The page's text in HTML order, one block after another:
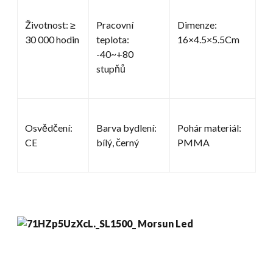
Životnost: ≥
30 000 hodin
Pracovní
teplota:
-40~+80
stupňů
Dimenze:
16×4.5×5.5Cm
Osvědčení:
CE
Barva bydlení:
bílý, černý
Pohár materiál:
PMMA